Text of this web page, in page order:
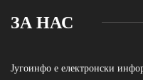
ЗА НАС
Југоинфо е електронски